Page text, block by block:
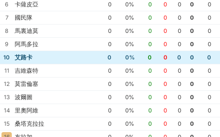
6
卡薩皮亞 0 0% 0 0 0 0
0
7
國民隊 0 0% 0 0 0 0
0
8
馬裏迪莫 0 0% 0 0 0 0
0
9
阿馬多拉 0 0% 0 0 0 0
0
10
艾路卡 0 0% 0 0 0 0
0
11
吉維森特 0 0% 0 0 0 0
0
12
莫雷倫塞 0 0% 0 0 0 0
0
13
波爾圖 0 0% 0 0 0 0
0
14
里奧阿維 0 0% 0 0 0 0
0
15
桑塔克拉拉 0 0% 0 0 0 0
0